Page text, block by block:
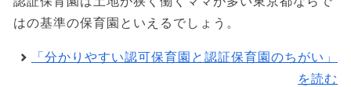
はの基準の保育園といえるでしょう。
「分かりやすい認可保育園と認証保育園のちがい」
を読む